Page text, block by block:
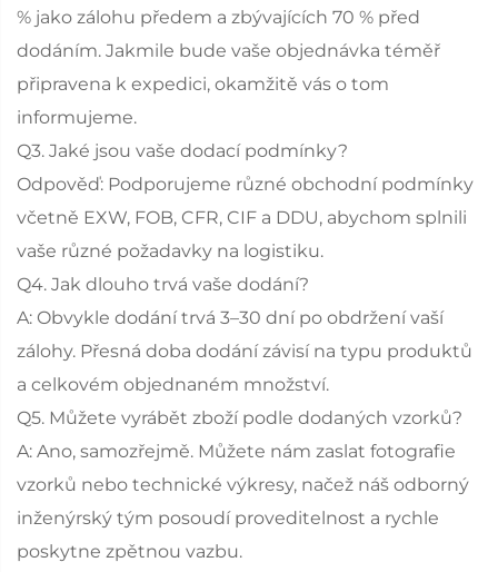
% jako zálohu předem a zbývajících 70 % před
dodáním. Jakmile bude vaše objednávka téměř
připravena k expedici, okamžitě vás o tom
informujeme.
Q3. Jaké jsou vaše dodací podmínky?
Odpověď: Podporujeme různé obchodní podmínky
včetně EXW, FOB, CFR, CIF a DDU, abychom splnili
vaše různé požadavky na logistiku.
Q4. Jak dlouho trvá vaše dodání?
A: Obvykle dodání trvá 3–30 dní po obdržení vaší
zálohy. Přesná doba dodání závisí na typu produktů
a celkovém objednaném množství.
Q5. Můžete vyrábět zboží podle dodaných vzorků?
A: Ano, samozřejmě. Můžete nám zaslat fotografie
vzorků nebo technické výkresy, načež náš odborný
inženýrský tým posoudí proveditelnost a rychle
poskytne zpětnou vazbu.